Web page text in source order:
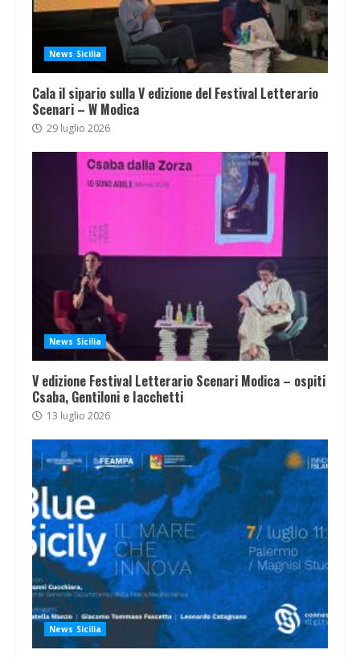
News Sicilia
Cala il sipario sulla V edizione del Festival Letterario
Scenari – W Modica
29 luglio 2026
News Sicilia
V edizione Festival Letterario Scenari Modica – ospiti
Csaba, Gentiloni e Iacchetti
13 luglio 2026
News Sicilia